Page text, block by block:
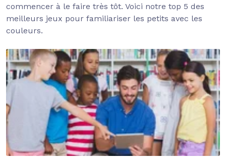
commencer à le faire très tôt. Voici notre top 5 des
meilleurs jeux pour familiariser les petits avec les
couleurs.